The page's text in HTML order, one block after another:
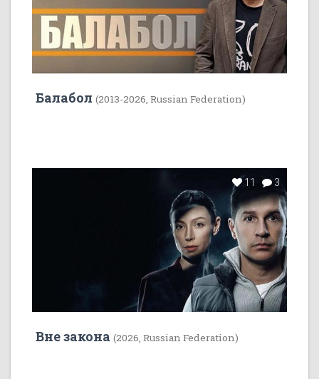
Балабол (2013-2026, Russian Federation)
11 3
Вне закона (2026, Russian Federation)